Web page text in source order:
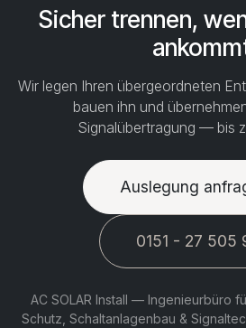
Sicher trennen,
Wir legen Ihren übergeordneten
bauen ihn und
Signalübertragung — bis
Auslegung
0151 - 27 505
AC SOLAR Install — Ingenieurbüro
Schutz, Schaltanlagenbau &